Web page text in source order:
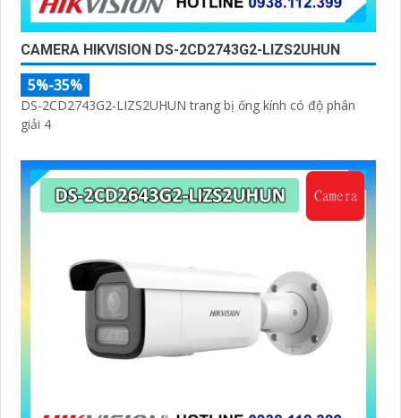
CAMERA HIKVISION DS-2CD2743G2-LIZS2UHUN
5%-35%
DS-2CD2743G2-LIZS2UHUN trang bị ống kính có độ phân
giải 4